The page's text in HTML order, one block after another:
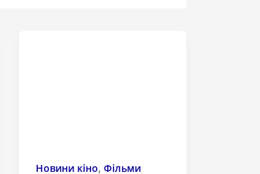
Новини кіно,Фільми